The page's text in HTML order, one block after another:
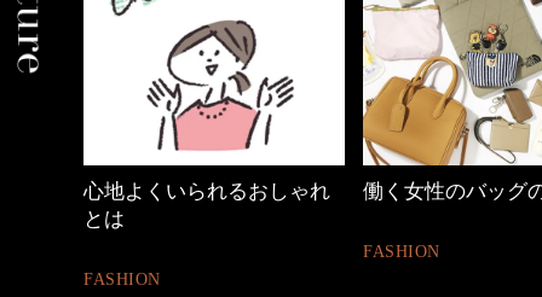
働く女性のバッグの中身
【ワーママのきれ